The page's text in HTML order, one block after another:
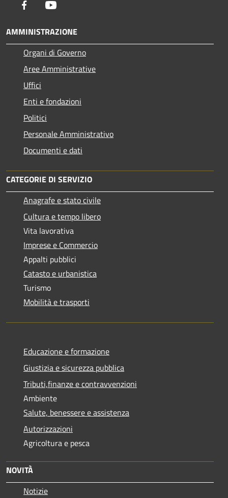
Facebook
AMMINISTRAZIONE
Organi di Governo
Aree Amministrative
Uffici
Enti e fondazioni
Politici
Personale Amministrativo
Documenti e dati
CATEGORIE DI SERVIZIO
Anagrafe e stato civile
Cultura e tempo libero
Vita lavorativa
Imprese e Commercio
Appalti pubblici
Catasto e urbanistica
Turismo
Mobilità e trasporti
Educazione e formazione
Giustizia e sicurezza pubblica
Tributi,finanze e contravvenzioni
Ambiente
Salute, benessere e assistenza
Autorizzazioni
Agricoltura e pesca
NOVITÀ
Notizie